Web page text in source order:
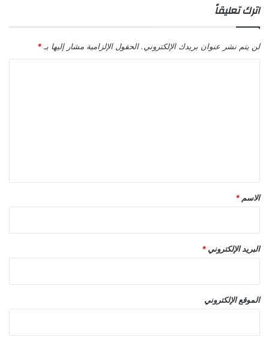
اترك تعليقاً
لن يتم نشر عنوان بريدك الإلكتروني. الحقول الإلزامية مشار إليها بـ *
*
الاسم *
البريد الإلكتروني *
الموقع الإلكتروني